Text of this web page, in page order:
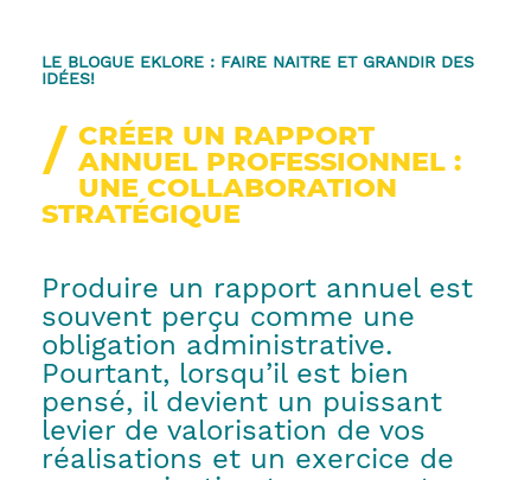
LE BLOGUE EKLORE : FAIRE NAITRE ET GRANDIR DES
IDÉES!
CRÉER UN RAPPORT
ANNUEL PROFESSIONNEL :
UNE COLLABORATION
STRATÉGIQUE
Produire un rapport annuel est
souvent perçu comme une
obligation administrative.
Pourtant, lorsqu’il est bien
pensé, il devient un puissant
levier de valorisation de vos
réalisations et un exercice de